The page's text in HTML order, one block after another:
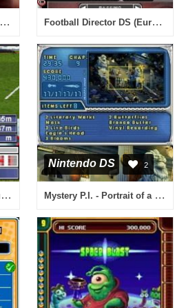
Simple DS Series Vol. 40 - The Gekai (Japan) Football Director DS (Europe)
International Athletics (Europe) (En,Fr,De,Es,It)
Nintendo DS 2
Mystery P.I. - Portrait of a Thief (USA)